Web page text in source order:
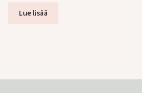
Lue lisää